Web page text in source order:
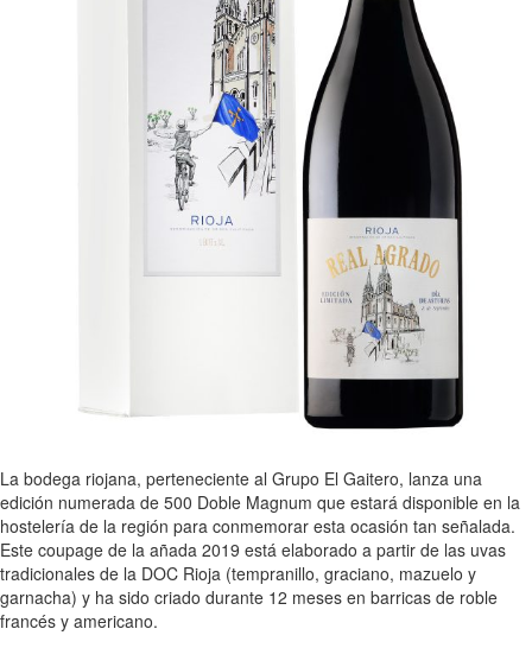
La bodega riojana, perteneciente al Grupo El Gaitero, lanza una
edición numerada de 500 Doble Magnum que estará disponible en la
hostelería de la región para conmemorar esta ocasión tan señalada.
Este coupage de la añada 2019 está elaborado a partir de las uvas
tradicionales de la DOC Rioja (tempranillo, graciano, mazuelo y
garnacha) y ha sido criado durante 12 meses en barricas de roble
francés y americano.